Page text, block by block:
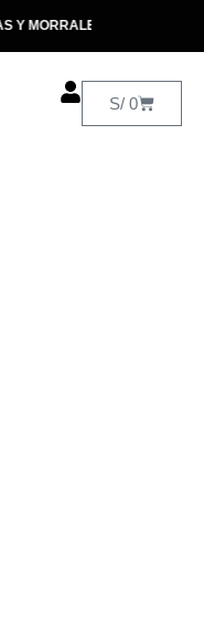
—— HECHO EN PERÚ
S/ 0